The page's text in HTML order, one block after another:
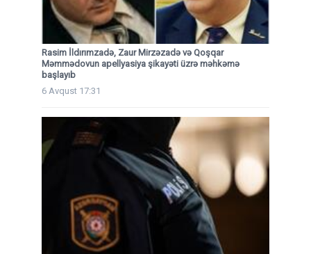
Rasim İldırımzadə, Zaur Mirzəzadə və Qoşqar
Məmmədovun apellyasiya şikayəti üzrə məhkəmə
başlayıb
6 Avqust 17:31